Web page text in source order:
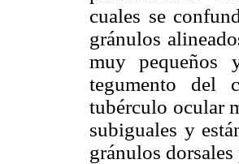
cuales se
gránulos
muy pequeños
tegumento del
tubérculo ocular
subiguales y
gránulos dorsales